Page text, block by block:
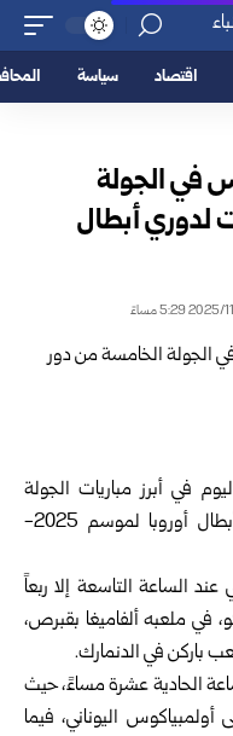
اقتصاد سياسة
في الجولة
لدوري أبطال
في أبرز مباريات الجولة
الخامسة من دور المجموعات لدوري أبطال أوروبا لموسم 2025-
الساعة التاسعة إلا ربعاً
ملعبه ألفاميغا بقبرص،
باركن في الدنمارك.
الحادية عشرة مساءً، حيث
أولمبياكوس اليوناني، فيما